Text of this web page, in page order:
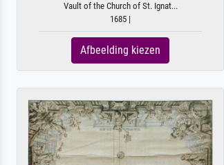
Vault of the Church of St. Ignat...
1685 |
Afbeelding kiezen